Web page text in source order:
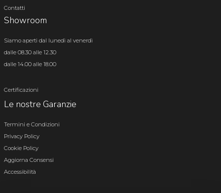
Contatti
Showroom
Siamo aperti dal lunedì al venerdì
dalle 08.30 alle 12.30
dalle 14.00 alle 18.00
Certificazioni
Le nostre Garanzie
Termini e Condizioni
Privacy Policy
Cookie Policy
Aggiorna Consensi
Accessibilità